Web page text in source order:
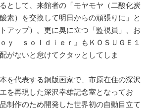
として、来館者の「モヤモヤ（二酸化炭
素）を交換して明日からの頑張りに」と
アップ）。更に奥に立つ「監視員」、お
ｙ ｓｏｌｄｉｅｒ』もＫＯＳＵＧＥ１
がないと怠けてクタッとしてしま
を代表する銅版画家で、市原在住の深沢
を再現した深沢幸雄記念室となってお
制作のため開発した世界初の自動目立て